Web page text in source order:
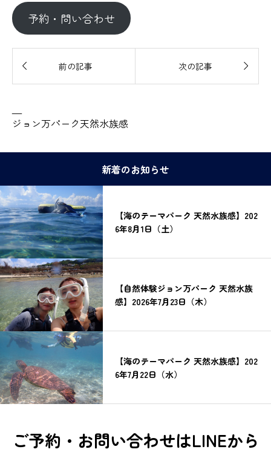
予約・問い合わせ
 前の記事 次の記事 
—
ジョン万パーク天然水族感
新着のお知らせ
【海のテーマパーク 天然水族感】202
6年8月1日（土）
【自然体験ジョン万パーク 天然水族
感】2026年7月23日（木）
【海のテーマパーク 天然水族感】202
6年7月22日（水）
ご予約・お問い合わせはLINEから